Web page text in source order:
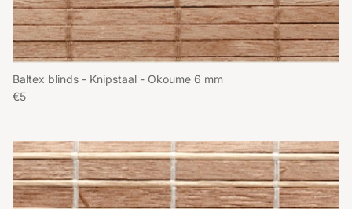
Baltex blinds - Knipstaal - Okoume 6 mm
Reguliere prijs
€5